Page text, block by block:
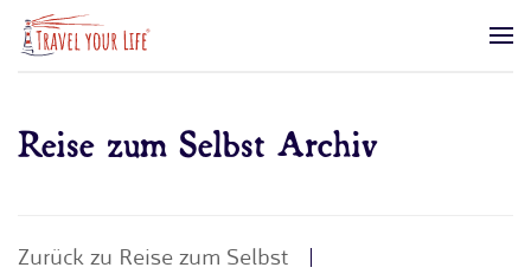
Reise zum Selbst Archiv
Zurück zu Reise zum Selbst